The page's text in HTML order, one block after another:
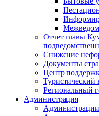
Отчет главы
Снижение
Документы
Центр
Туристический
Региональный
Администрация
Администрации